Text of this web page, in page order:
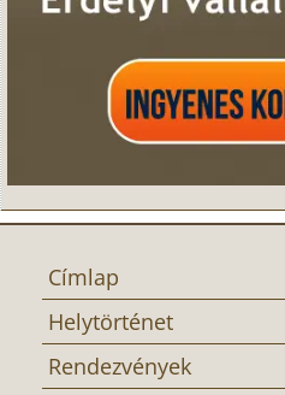
Címlap
Helytörténet
Rendezvények